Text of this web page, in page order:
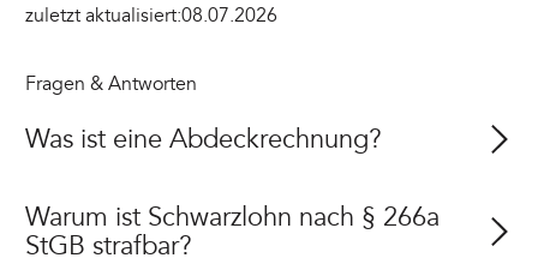
zuletzt aktualisiert:08.07.2026
Fragen & Antworten
Was ist eine Abdeckrechnung?
Warum ist Schwarzlohn nach § 266a
StGB strafbar?